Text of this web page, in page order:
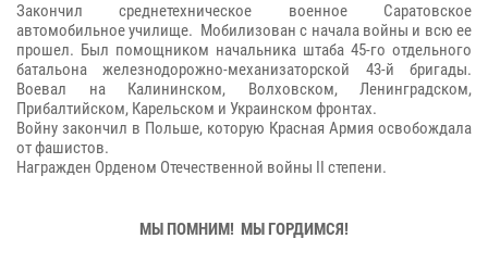
Закончил среднетехническое военное Саратовское
автомобильное училище. Мобилизован с начала войны и всю ее
прошел. Был помощником начальника штаба 45-го отдельного
батальона железнодорожно-механизаторской 43-й бригады.
Воевал на Калининском, Волховском, Ленинградском,
Прибалтийском, Карельском и Украинском фронтах.
Войну закончил в Польше, которую Красная Армия освобождала
от фашистов.
Награжден Орденом Отечественной войны II степени.
МЫ ПОМНИМ! МЫ ГОРДИМСЯ!